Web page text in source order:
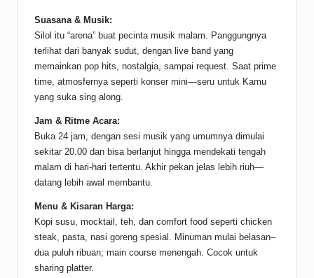
Suasana & Musik:
Silol itu “arena” buat pecinta musik malam. Panggungnya
terlihat dari banyak sudut, dengan live band yang
memainkan pop hits, nostalgia, sampai request. Saat prime
time, atmosfernya seperti konser mini—seru untuk Kamu
yang suka sing along.
Jam & Ritme Acara:
Buka 24 jam, dengan sesi musik yang umumnya dimulai
sekitar 20.00 dan bisa berlanjut hingga mendekati tengah
malam di hari-hari tertentu. Akhir pekan jelas lebih riuh—
datang lebih awal membantu.
Menu & Kisaran Harga:
Kopi susu, mocktail, teh, dan comfort food seperti chicken
steak, pasta, nasi goreng spesial. Minuman mulai belasan–
dua puluh ribuan; main course menengah. Cocok untuk
sharing platter.